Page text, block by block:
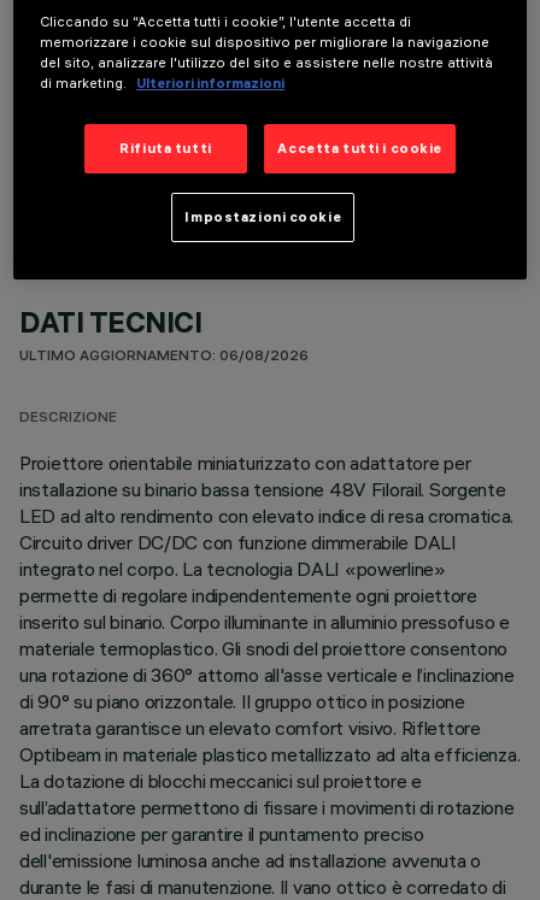
COMPONENTI OPZIONALI
DATI TECNICI
ULTIMO AGGIORNAMENTO: 06/08/2026
DESCRIZIONE
Proiettore orientabile miniaturizzato con adattatore per
installazione su binario bassa tensione 48V Filorail. Sorgente
LED ad alto rendimento con elevato indice di resa cromatica.
Circuito driver DC/DC con funzione dimmerabile DALI
integrato nel corpo. La tecnologia DALI «powerline»
permette di regolare indipendentemente ogni proiettore
inserito sul binario. Corpo illuminante in alluminio pressofuso e
materiale termoplastico. Gli snodi del proiettore consentono
una rotazione di 360° attorno all'asse verticale e l’inclinazione
di 90° su piano orizzontale. Il gruppo ottico in posizione
arretrata garantisce un elevato comfort visivo. Riflettore
Optibeam in materiale plastico metallizzato ad alta efficienza.
La dotazione di blocchi meccanici sul proiettore e
sull’adattatore permettono di fissare i movimenti di rotazione
ed inclinazione per garantire il puntamento preciso
dell'emissione luminosa anche ad installazione avvenuta o
durante le fasi di manutenzione. Il vano ottico è corredato di
Cliccando su “Accetta tutti i cookie”, l'utente accetta di
memorizzare i cookie sul dispositivo per migliorare la navigazione
del sito, analizzare l'utilizzo del sito e assistere nelle nostre attività
di marketing.
Ulteriori informazioni
Rifiuta tutti Accetta tutti i cookie
Impostazioni cookie